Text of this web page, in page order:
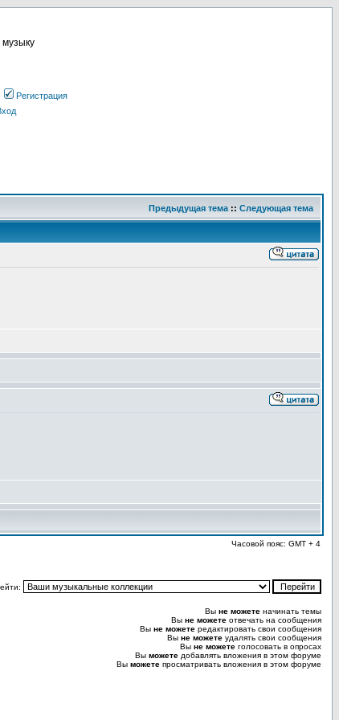
Регистрация
Предыдущая тема :: Следующая тема
Часовой пояс: GMT + 4
Вы не можете начинать темы
Вы не можете отвечать на сообщения
Вы не можете редактировать свои сообщения
Вы не можете удалять свои сообщения
Вы не можете голосовать в опросах
Вы можете добавлять вложения в этом форуме
Вы можете просматривать вложения в этом форуме